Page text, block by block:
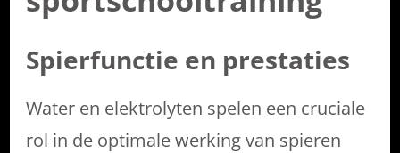
Spierfunctie en prestaties
Water en elektrolyten spelen een cruciale
rol in de optimale werking van spieren